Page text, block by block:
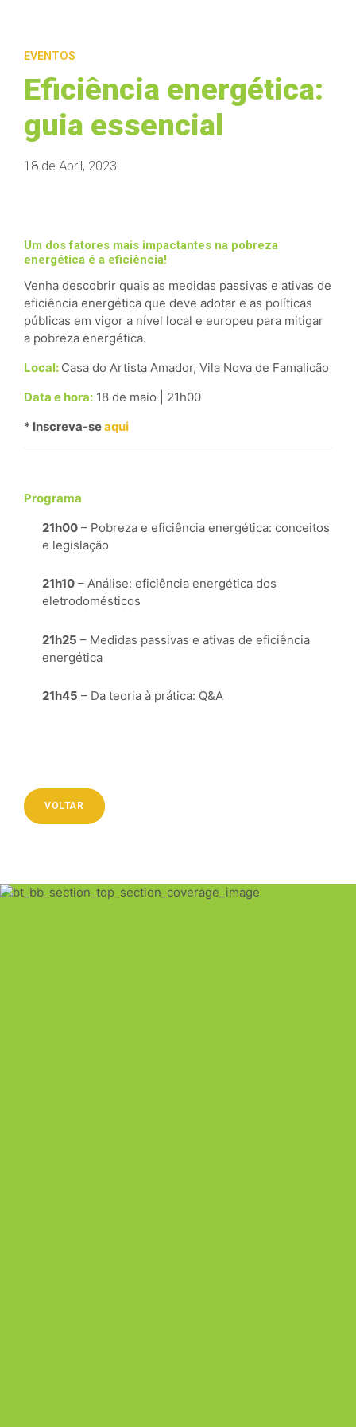
EVENTOS
Eficiência energética:
guia essencial
18 de Abril, 2023
Um dos fatores mais impactantes na pobreza
energética é a eficiência!
Venha descobrir quais as medidas passivas e ativas de
eficiência energética que deve adotar e as políticas
públicas em vigor a nível local e europeu para mitigar
a pobreza energética.
Local: Casa do Artista Amador, Vila Nova de Famalicão
Data e hora: 18 de maio | 21h00
* Inscreva-seaqui
Programa
21h00– Pobreza e eficiência energética: conceitos
e legislação
21h10– Análise: eficiência energética dos
eletrodomésticos
21h25 – Medidas passivas e ativas de eficiência
energética
21h45 – Da teoria à prática: Q&A
VOLTAR